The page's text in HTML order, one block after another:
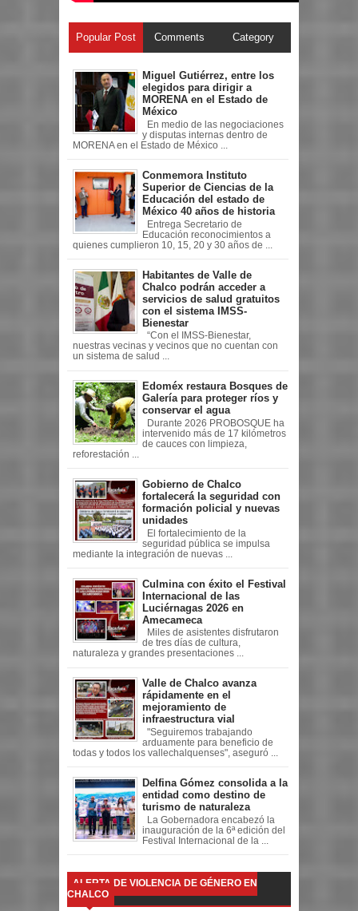
Popular Post Comments Category
Miguel Gutiérrez, entre los
elegidos para dirigir a
MORENA en el Estado de
México
En medio de las negociaciones
y disputas internas dentro de
MORENA en el Estado de México ...
Conmemora Instituto
Superior de Ciencias de la
Educación del estado de
México 40 años de historia
Entrega Secretario de
Educación reconocimientos a
quienes cumplieron 10, 15, 20 y 30 años de ...
Habitantes de Valle de
Chalco podrán acceder a
servicios de salud gratuitos
con el sistema IMSS-
Bienestar
“Con el IMSS-Bienestar,
nuestras vecinas y vecinos que no cuentan con
un sistema de salud ...
Edoméx restaura Bosques de
Galería para proteger ríos y
conservar el agua
Durante 2026 PROBOSQUE ha
intervenido más de 17 kilómetros
de cauces con limpieza,
reforestación ...
Gobierno de Chalco
fortalecerá la seguridad con
formación policial y nuevas
unidades
El fortalecimiento de la
seguridad pública se impulsa
mediante la integración de nuevas ...
Culmina con éxito el Festival
Internacional de las
Luciérnagas 2026 en
Amecameca
Miles de asistentes disfrutaron
de tres días de cultura,
naturaleza y grandes presentaciones ...
Valle de Chalco avanza
rápidamente en el
mejoramiento de
infraestructura vial
"Seguiremos trabajando
arduamente para beneficio de
todas y todos los vallechalquenses", aseguró ...
Delfina Gómez consolida a la
entidad como destino de
turismo de naturaleza
La Gobernadora encabezó la
inauguración de la 6ª edición del
Festival Internacional de la ...
ALERTA DE VIOLENCIA DE GÉNERO EN
CHALCO